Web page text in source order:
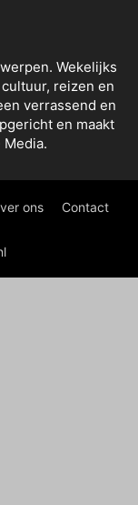
Wekelijks
reizen en
verrassend en
en maakt
ons Contact